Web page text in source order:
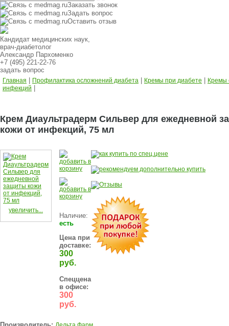
Заказать звонок
Задать вопрос
Оставить отзыв
Кандидат медицинских наук,
врач-диабетолог
Александр Пархоменко
+7 (495) 221-22-76
задать вопрос
Главная Профилактика осложнений диабета Кремы при диабете
Кремы
инфекций
Крем Диаультрадерм Сильвер для ежедневной
кожи от инфекций, 75 мл
увеличить...
Наличие:
есть
Цена при
доставке:
300
руб.
Спеццена
в офисе:
300
руб.